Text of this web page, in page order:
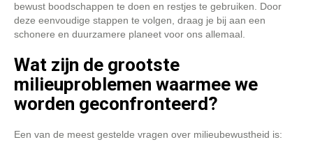
bewust boodschappen te doen en restjes te gebruiken. Door
deze eenvoudige stappen te volgen, draag je bij aan een
schonere en duurzamere planeet voor ons allemaal.
Wat zijn de grootste
milieuproblemen waarmee we
worden geconfronteerd?
Een van de meest gestelde vragen over milieubewustheid is: